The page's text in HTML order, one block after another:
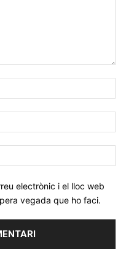
web:
electrònic i el lloc web
vegada que ho faci.